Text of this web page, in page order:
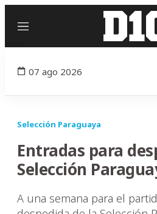
Menú
07 ago 2026
Selección Paraguaya
Entradas para
Selección
A una semana para el